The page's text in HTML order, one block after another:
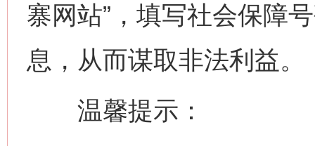
寨网站”，填写社会保障
息，从而谋取非法利益。
温馨提示：